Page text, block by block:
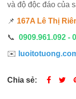
và độ độc đáo của
📌 167A Lê Thị
📞 0909.961.092 -
✉️
Chia sẻ: